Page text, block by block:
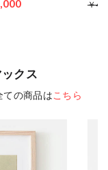
￥
クス
ての商品はこちら